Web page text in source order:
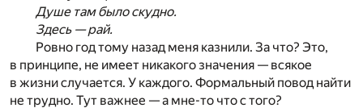
Душе там было скудно.
Здесь — рай.
Ровно год тому назад меня казнили. За что? Это,
в принципе, не имеет никакого значения — всякое
в жизни случается. У каждого. Формальный повод найти
не трудно. Тут важнее — а мне-то что с того?